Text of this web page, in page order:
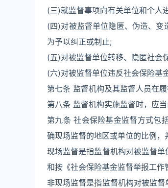
(三)就监督事项向有关单位和个人
(四)对被监督单位隐匿、伪造、
为予以纠正或制止;
(五)对被监督单位转移、隐匿社会
(六)对被监督单位违反社会保险基
第七条 监督机构及其监督人员在
第八条 监督机构实施监督时，应
第九条 社会保险基金监督方式包
确现场监督的地区或单位的比例，
现场监督是指监督机构对被监督
和按《社会保险基金监督举报工作
非现场监督是指监督机构对被监